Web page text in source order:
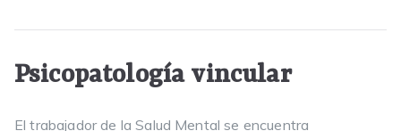
Psicopatología vincular
El trabajador de la Salud Mental se encuentra